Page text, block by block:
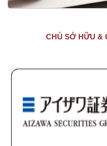
CHỦ SỞ HỮU &